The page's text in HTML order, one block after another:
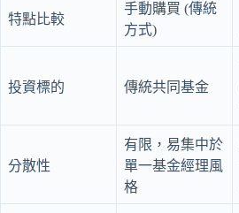
特點比較
手動購買 (傳統
方式)
投資標的 傳統共同基金
分散性
有限，易集中於
單一基金經理風
格